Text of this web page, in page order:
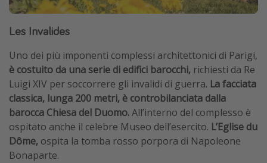
Les Invalides
Uno dei più imponenti complessi architettonici di Parigi,
è costuito da una serie di edifici barocchi, richiesti da Re
Luigi XIV per soccorrere gli invalidi di guerra. La facciata
classica, lunga 200 metri, è controbilanciata dalla
barocca Chiesa del Duomo.All’interno del complesso è
ospitato anche il celebre Museo dell’esercito. L’Eglise du
Dôme, ospita la tomba rosso porpora di Napoleone
Bonaparte.